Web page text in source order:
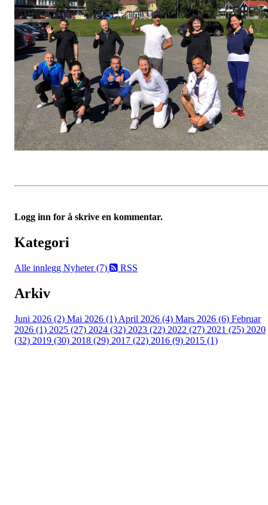
Logg inn for å skrive en kommentar.
Kategori
Alle innlegg Nyheter (7) RSS
Arkiv
Juni 2026 (2) Mai 2026 (1) April 2026 (4) Mars 2026 (6) Februar
2026 (1) 2025 (27) 2024 (32) 2023 (22) 2022 (27) 2021 (25) 2020
(32) 2019 (30) 2018 (29) 2017 (22) 2016 (9) 2015 (1)